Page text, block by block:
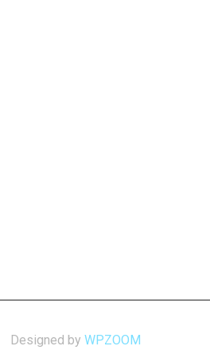
Designed by WPZOOM